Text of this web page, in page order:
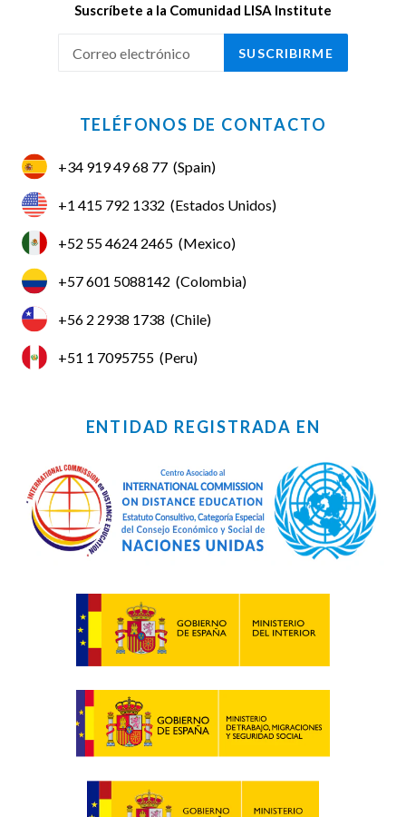
Suscríbete a la Comunidad LISA Institute
SUSCRIBIRME
TELÉFONOS DE CONTACTO
+34 919 49 68 77 (Spain)
+1 415 792 1332 (Estados Unidos)
+52 55 4624 2465 (Mexico)
+57 601 5088142 (Colombia)
+56 2 2938 1738 (Chile)
+51 1 7095755 (Peru)
ENTIDAD REGISTRADA EN